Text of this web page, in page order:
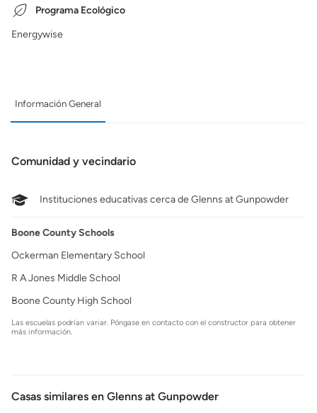
Programa Ecológico
Energywise
Información General
Comunidad y vecindario
Instituciones educativas cerca de Glenns at Gunpowder
Boone County Schools
Ockerman Elementary School
R A Jones Middle School
Boone County High School
Las escuelas podrían variar. Póngase en contacto con el constructor para obtener
más información.
Casas similares en Glenns at Gunpowder